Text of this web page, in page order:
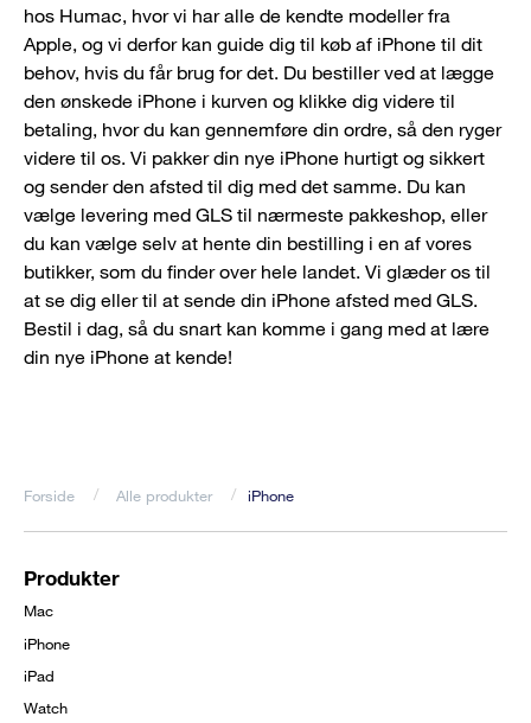
hos Humac, hvor vi har alle de kendte modeller fra
Apple, og vi derfor kan guide dig til køb af iPhone til dit
behov, hvis du får brug for det. Du bestiller ved at lægge
den ønskede iPhone i kurven og klikke dig videre til
betaling, hvor du kan gennemføre din ordre, så den ryger
videre til os. Vi pakker din nye iPhone hurtigt og sikkert
og sender den afsted til dig med det samme. Du kan
vælge levering med GLS til nærmeste pakkeshop, eller
du kan vælge selv at hente din bestilling i en af vores
butikker, som du finder over hele landet. Vi glæder os til
at se dig eller til at sende din iPhone afsted med GLS.
Bestil i dag, så du snart kan komme i gang med at lære
din nye iPhone at kende!
Brødkrumme
Forside Alle produkter iPhone
Footer
menu
Produkter
Mac
iPhone
iPad
Watch